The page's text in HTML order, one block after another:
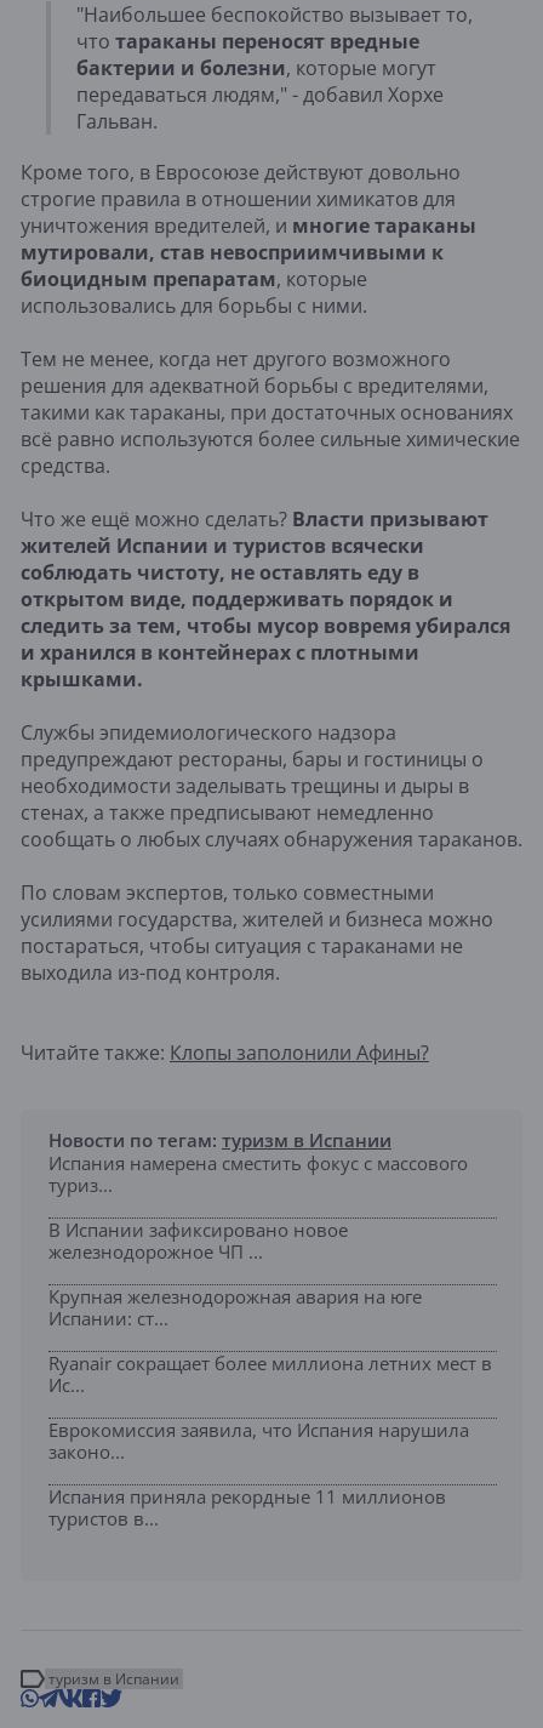
"Наибольшее беспокойство вызывает то,
что тараканы переносят вредные
бактерии и болезни, которые могут
передаваться людям," - добавил Хорхе
Гальван.
Кроме того, в Евросоюзе действуют довольно
строгие правила в отношении химикатов для
уничтожения вредителей, и многие тараканы
мутировали, став невосприимчивыми к
биоцидным препаратам, которые
использовались для борьбы с ними.
Тем не менее, когда нет другого возможного
решения для адекватной борьбы с вредителями,
такими как тараканы, при достаточных основаниях
всё равно используются более сильные химические
средства.
Что же ещё можно сделать? Власти призывают
жителей Испании и туристов всячески
соблюдать чистоту, не оставлять еду в
открытом виде, поддерживать порядок и
следить за тем, чтобы мусор вовремя убирался
и хранился в контейнерах с плотными
крышками.
Службы эпидемиологического надзора
предупреждают рестораны, бары и гостиницы о
необходимости заделывать трещины и дыры в
стенах, а также предписывают немедленно
сообщать о любых случаях обнаружения тараканов.
По словам экспертов, только совместными
усилиями государства, жителей и бизнеса можно
постараться, чтобы ситуация с тараканами не
выходила из-под контроля.
Читайте также: Клопы заполонили Афины?
Новости по тегам: туризм в Испании
Испания намерена сместить фокус с массового
туриз...
В Испании зафиксировано новое
железнодорожное ЧП ...
Крупная железнодорожная авария на юге
Испании: ст...
Ryanair сокращает более миллиона летних мест в
Ис...
Еврокомиссия заявила, что Испания нарушила
законо...
Испания приняла рекордные 11 миллионов
туристов в...
туризм в Испании